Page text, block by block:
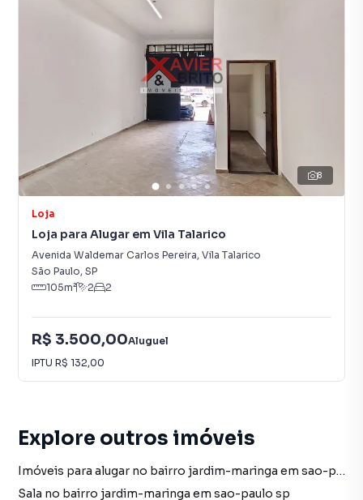
8
Loja
Loja para Alugar em Vila Talarico
Avenida Waldemar Carlos Pereira, Vila Talarico
São Paulo, SP
105m² 2 2
R$ 3.500,00Aluguel
IPTU R$ 132,00
Explore outros imóveis
Imóveis para alugar no bairro jardim-maringa em sao-paulo sp
Sala no bairro jardim-maringa em sao-paulo sp